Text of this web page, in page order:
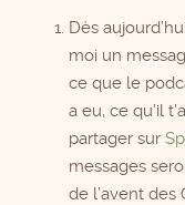
Dès
moi un
ce que le
a eu, ce qu’il
partager sur
messages
de l’avent